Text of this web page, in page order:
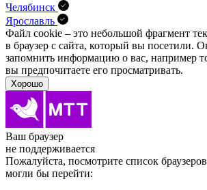
Челябинск
Ярославль
Файл cookie – это небольшой фрагмент
в браузер с сайта, который вы посетили.
запомнить информацию о вас, например
вы предпочитаете его просматривать.
Хорошо
Ваш браузер
не поддерживается
Пожалуйста, посмотрите список
могли бы перейти: